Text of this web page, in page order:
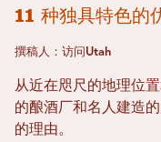
11 种独具特色的
撰稿人：访问Utah
从近在咫尺的地理位
的酿酒厂和名人建造
的理由。